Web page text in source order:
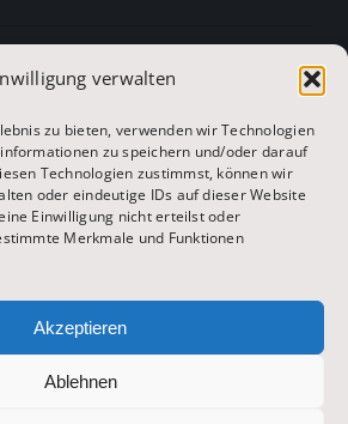
verwalten
zu bieten, verwenden wir Technologien
zu speichern und/oder darauf
Technologien zustimmst, können wir
oder eindeutige IDs auf dieser Website
Einwilligung nicht erteilst oder
Merkmale und Funktionen
Akzeptieren
Ablehnen
Volksfeste